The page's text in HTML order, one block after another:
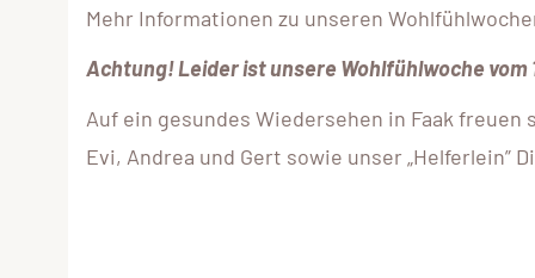
Mehr Informationen zu unseren
Achtung! Leider ist unsere Wohlfühlwoche
Auf ein gesundes Wiedersehen in Faak freuen
Evi, Andrea und Gert sowie unser „Helferlein”